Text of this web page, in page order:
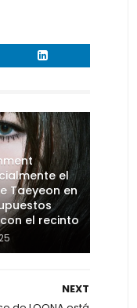
el
Taeyeon en
el recinto
NEXT